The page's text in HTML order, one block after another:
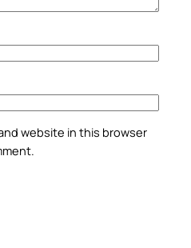
website in this browser